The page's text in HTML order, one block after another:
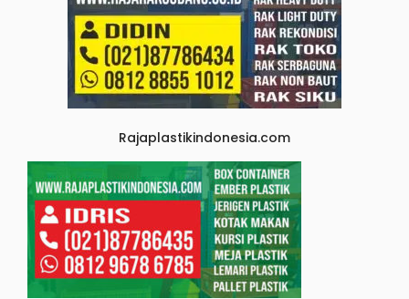
Rajaplastikindonesia.com